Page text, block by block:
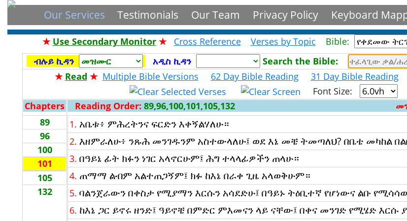
Our Services Testimonials Our Team Privacy Policy Keyboard
★ Use Secondary Monitor ★ Cross Reference Verses by Topic Bible:
ብሉይ ኪዳን
አዲስ ኪዳን
Search the Bible:
★ Read ★ Multiple Bible Versions 62 Day Bible Reading
31 Day Bible Reading
Font Size:
Chapters
89
96
100
101
105
132
Reading Order: 89,96,100,101,105,132
1. አቤቱ፥ ምሕረትንና ፍርድን እቀኝልሃለሁ።
2. እዘምራለሁ፥ ንጹሕ መንገዱንም አስተውላለሁ፤ ወደ እኔ መቼ ትመጣለህ? በቤቴ መካከል
3. በዓይኔ ፊት ክፉን ነገር አላኖርሁም፤ ሕግ ተላላፊዎችን ጠላሁ።
4. ጠማማ ልብም አልተጠጋኝም፤ ክፉ ከእኔ በራቀ ጊዜ አላወቅሁም።
5. ባልንጀራውን በቀስታ የሚያማን እርሱን አሳደድሁ፤ በዓይኑ ትዕቢተኛ የሆነውና ልቡ
6. ከእኔ ጋር ይኖሩ ዘንድ፤ ዓይኖቼ በምድር ምእመናን ላይ ናቸው፤ በቀና መንገድ የሚሄድ እርሱ